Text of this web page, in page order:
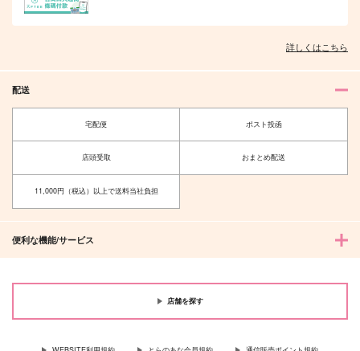
詳しくはこちら
配送
宅配便 ポスト投函
店頭受取 おまとめ配送
11,000円（税込）以上で送料当社負担
便利な機能/サービス
店舗を探す